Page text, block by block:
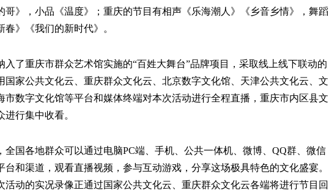
哥》，小品《温度》；重庆的节目有相声《乐海潮人》《乡音乡情》，舞蹈
春》《我们的新时代》。
入了重庆市群众艺术馆实施的“百姓大舞台”品牌项目，采取线上线下联动的
国家公共文化云、重庆群众文化云、北京数字文化馆、天津公共文化云、文
市数字文化馆等平台和媒体终端对本次活动进行全程直播，重庆市内区县文
行集中收看。
全国各地群众可以通过电脑PC端、手机、公共一体机、微博、QQ群、微信
台和渠道，观看直播视频，参与互动游戏，分享这场极具特色的文化盛宴。
活动的实况录像正通过国家公共文化云、重庆群众文化云各端将进行节目回